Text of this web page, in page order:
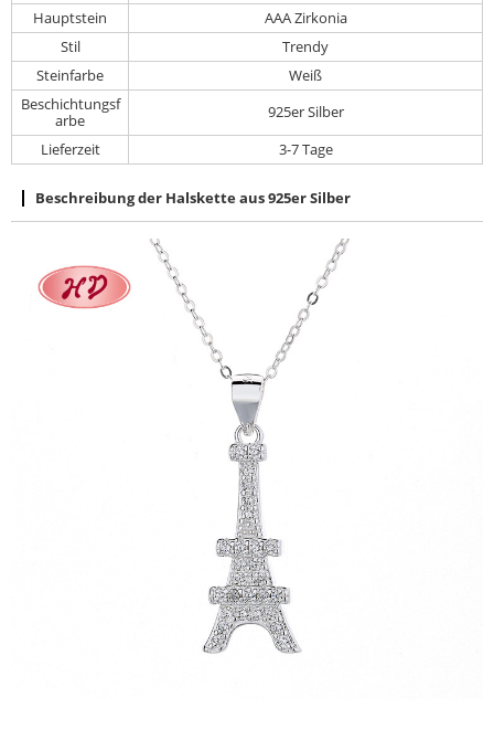
Hauptstein
AAA Zirkonia
Stil
Trendy
Steinfarbe
Weiß
Beschichtungsf
arbe
925er Silber
Lieferzeit
3-7 Tage
Beschreibung der Halskette aus 925er Silber